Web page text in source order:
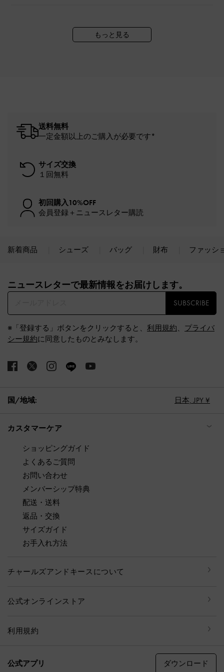
もっと見る
送料無料
一定金額以上のご購入が必要です*
サイズ交換
１回無料
初回購入10%OFF
会員登録＋ニュースレター購読
新着商品 シューズ バッグ 財布 ファッシ
ニュースレターで最新情報をお届けします。​
SUBSCRIBE
※「登録する」ボタンをクリックすると、 利用規約、 プライバ
シー規約に同意したものとみなします。
国/地域: 日本, JPY ¥
カスタマーケア
ショッピングガイド
よくあるご質問
お問い合わせ
メンバーシップ特典
配送・送料
返品・交換
サイズガイド
お手入れ方法
チャールズアンドキースについて
公式オンラインストア
利用規約
公式アプリ ダウンロード